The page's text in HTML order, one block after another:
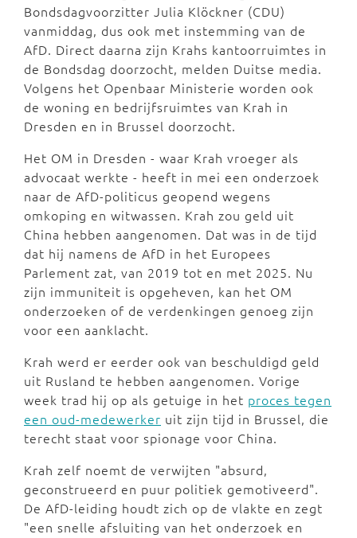
Bondsdagvoorzitter Julia Klöckner (CDU)
vanmiddag, dus ook met instemming van de
AfD. Direct daarna zijn Krahs kantoorruimtes in
de Bondsdag doorzocht, melden Duitse media.
Volgens het Openbaar Ministerie worden ook
de woning en bedrijfsruimtes van Krah in
Dresden en in Brussel doorzocht.
Het OM in Dresden - waar Krah vroeger als
advocaat werkte - heeft in mei een onderzoek
naar de AfD-politicus geopend wegens
omkoping en witwassen. Krah zou geld uit
China hebben aangenomen. Dat was in de tijd
dat hij namens de AfD in het Europees
Parlement zat, van 2019 tot en met 2025. Nu
zijn immuniteit is opgeheven, kan het OM
onderzoeken of de verdenkingen genoeg zijn
voor een aanklacht.
Krah werd er eerder ook van beschuldigd geld
uit Rusland te hebben aangenomen. Vorige
week trad hij op als getuige in het proces tegen
een oud-medewerker uit zijn tijd in Brussel, die
terecht staat voor spionage voor China.
Krah zelf noemt de verwijten "absurd,
geconstrueerd en puur politiek gemotiveerd".
De AfD-leiding houdt zich op de vlakte en zegt
"een snelle afsluiting van het onderzoek en